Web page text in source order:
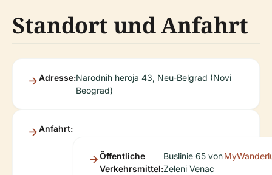
Standort und Anfahrt
Adresse:Narodnih heroja 43, Neu-Belgrad (Novi
Beograd)
Anfahrt:
Öffentliche
Verkehrsmittel:
Buslinie 65 von
Zeleni Venac